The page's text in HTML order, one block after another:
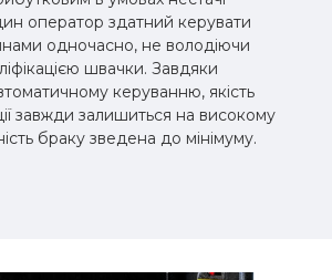
оператор здатний керувати
одночасно, не володіючи
швачки. Завдяки
керуванню, якість
завжди залишиться на високому
браку зведена до мінімуму.